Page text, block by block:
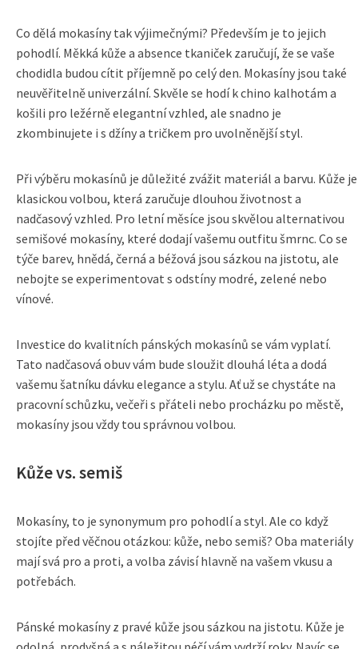
Co dělá mokasíny tak výjimečnými? Především je to jejich
pohodlí. Měkká kůže a absence tkaniček zaručují, že se vaše
chodidla budou cítit příjemně po celý den. Mokasíny jsou také
neuvěřitelně univerzální. Skvěle se hodí k chino kalhotám a
košili pro ležérně elegantní vzhled, ale snadno je
zkombinujete i s džíny a tričkem pro uvolněnější styl.
Při výběru mokasínů je důležité zvážit materiál a barvu. Kůže je
klasickou volbou, která zaručuje dlouhou životnost a
nadčasový vzhled. Pro letní měsíce jsou skvělou alternativou
semišové mokasíny, které dodají vašemu outfitu šmrnc. Co se
týče barev, hnědá, černá a béžová jsou sázkou na jistotu, ale
nebojte se experimentovat s odstíny modré, zelené nebo
vínové.
Investice do kvalitních pánských mokasínů se vám vyplatí.
Tato nadčasová obuv vám bude sloužit dlouhá léta a dodá
vašemu šatníku dávku elegance a stylu. Ať už se chystáte na
pracovní schůzku, večeři s přáteli nebo procházku po městě,
mokasíny jsou vždy tou správnou volbou.
Kůže vs. semiš
Mokasíny, to je synonymum pro pohodlí a styl. Ale co když
stojíte před věčnou otázkou: kůže, nebo semiš? Oba materiály
mají svá pro a proti, a volba závisí hlavně na vašem vkusu a
potřebách.
Pánské mokasíny z pravé kůže jsou sázkou na jistotu. Kůže je